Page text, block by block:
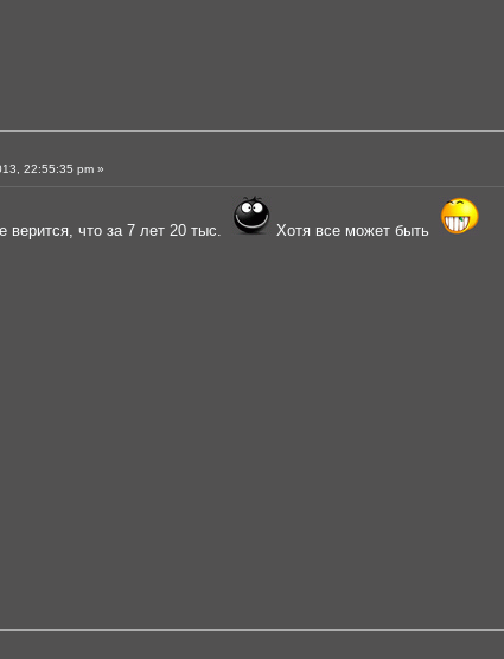
22:55:35 pm »
верится, что за 7 лет 20 тыс. Хотя все может быть